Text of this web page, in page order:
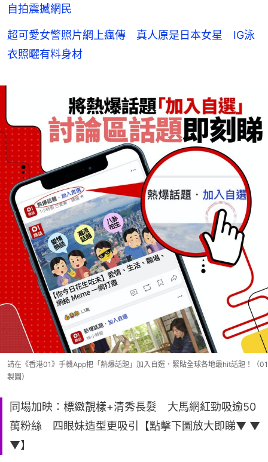
自拍震撼網民
超可愛女警照片網上瘋傳 真人原是日本女星 IG泳
衣照曬有料身材
請在《香港01》手機App把「熱爆話題」加入自選，緊貼全球各地最hit話題！（01
製圖）
同場加映：標緻靚樣+清秀長髮 大馬網紅勁吸逾50
萬粉絲 四眼妹造型更吸引【點擊下圖放大即睇▼ ▼
▼】